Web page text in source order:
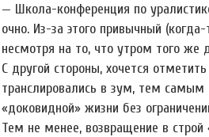
— Школа-конференция по
очно. Из-за этого привычный
несмотря на то, что утром того же
С другой стороны, хочется
транслировались в зум, тем самым
«доковидной» жизни без
Тем не менее, возвращение в